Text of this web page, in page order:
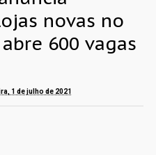
novas no
600 vagas
1 de julho de 2021